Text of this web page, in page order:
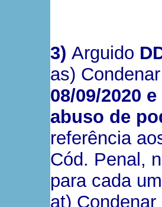
3) Arguido
as)
08/09/2020
abuso de
referência
Cód. Penal,
para cada
at)